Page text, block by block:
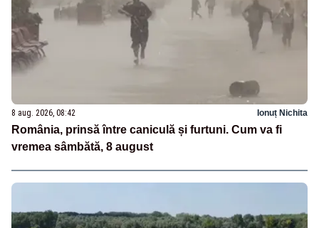
8 aug. 2026, 08:42 Ionuț Nichita
România, prinsă între caniculă și furtuni. Cum va fi
vremea sâmbătă, 8 august